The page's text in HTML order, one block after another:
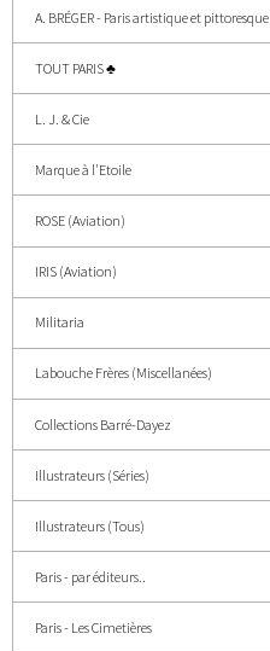
A. BRÉGER - Paris artistique et pittoresque
TOUT PARIS ♣
L. J. & Cie
Marque à l'Etoile
ROSE (Aviation)
IRIS (Aviation)
Militaria
Labouche Frères (Miscellanées)
Collections Barré-Dayez
Illustrateurs (Séries)
Illustrateurs (Tous)
Paris - par éditeurs..
Paris - Les Cimetières